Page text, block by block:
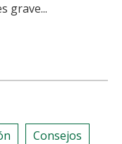
grave...
Consejos